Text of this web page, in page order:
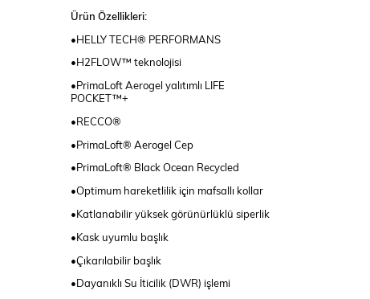
Ürün Özellikleri:
•HELLY TECH® PERFORMANS
•H2FLOW™ teknolojisi
•PrimaLoft Aerogel yalıtımlı LIFE
POCKET™+
•RECCO®
•PrimaLoft® Aerogel Cep
•PrimaLoft® Black Ocean Recycled
•Optimum hareketlilik için mafsallı kollar
•Katlanabilir yüksek görünürlüklü siperlik
•Kask uyumlu başlık
•Çıkarılabilir başlık
•Dayanıklı Su İticilik (DWR) işlemi